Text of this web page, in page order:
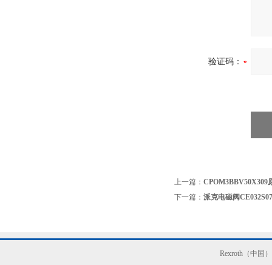
验证码：
上一篇： CPOM3BBV50X309
下一篇： 派克电磁阀
Rexroth（中国